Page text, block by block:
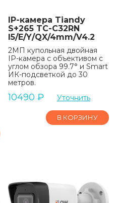
IP-камера Tiandy
S+265 TC-C32RN
I5/E/Y/QX/4mm/V4.2
2МП купольная двойная
IP-камера с объективом с
углом обзора 99.7° и Smart
ИК-подсветкой до 30
метров.
10490 ₽ Уточнить
В КОРЗИНУ